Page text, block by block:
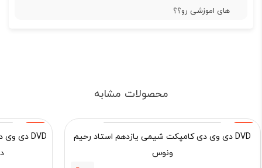
های اموزشی رو؟؟
محصولات مشابه
DVD دی وی دی کامپکت شیمی یازدهم استاد رحیم
ونوس